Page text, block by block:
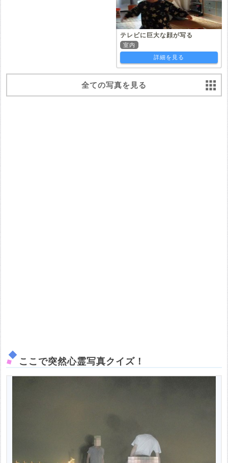
テレビに巨大な顔が写る
室内
詳細を見る
全ての写真を見る
ここで突然心霊写真クイズ！